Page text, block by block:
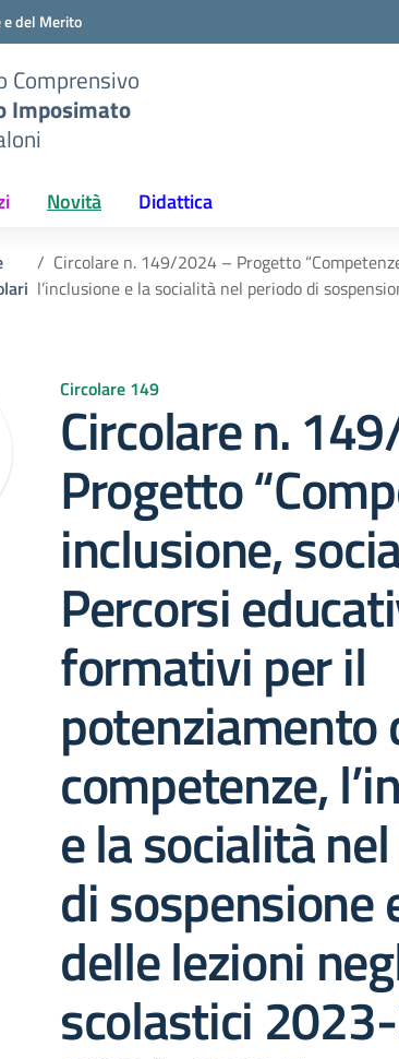
del Merito
Comprensivo
Imposimato
Novità Didattica
Circolare n. 149/2024 – Progetto
l’inclusione e la socialità nel periodo di
Circolare 149
Circolare n.
Progetto
inclusione,
Percorsi
formativi per il
potenziamento
competenze,
e la socialità
di sospensione
delle lezioni
scolastici